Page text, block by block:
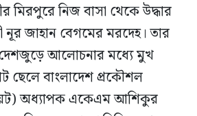
মিরপুরে নিজ বাসা থেকে উদ্ধার
জাহান বেগমের মরদেহ। তার
আলোচনার মধ্যে মুখ
ছেলে বাংলাদেশ প্রকৌশল
অধ্যাপক একেএম আশিকুর